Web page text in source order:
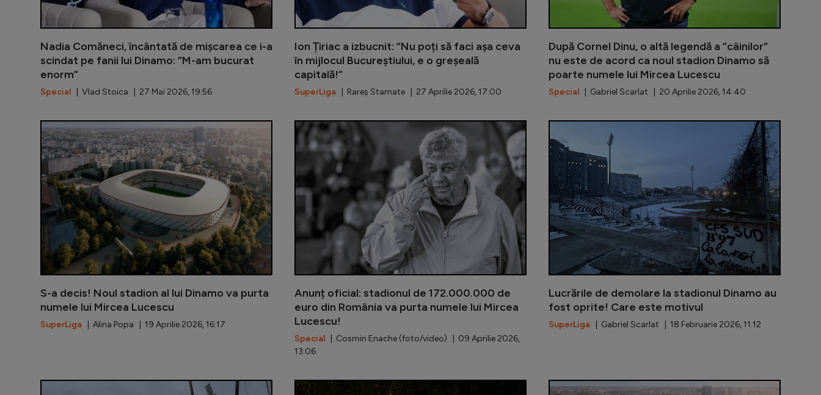
Nadia Comăneci, încântată de mișcarea ce i-a
scindat pe fanii lui Dinamo: ”M-am bucurat
enorm”
Special | Vlad Stoica | 27 Mai 2026, 19:56
Ion Țiriac a izbucnit: ”Nu poți să faci așa ceva
în mijlocul Bucureștiului, e o greșeală
capitală!”
SuperLiga | Rareș Stamate | 27 Aprilie 2026, 17:00
După Cornel Dinu, o altă legendă a ”câinilor”
nu este de acord ca noul stadion Dinamo să
poarte numele lui Mircea Lucescu
Special | Gabriel Scarlat | 20 Aprilie 2026, 14:40
S-a decis! Noul stadion al lui Dinamo va purta
numele lui Mircea Lucescu
SuperLiga | Alina Popa | 19 Aprilie 2026, 16:17
S-a decis! Noul stadion al lui Dinamo va purta numele lui Mircea
Anunț oficial: stadionul de 172.000.000 de
euro din România va purta numele lui Mircea
Lucescu!
Special | Cosmin Enache (foto/video) | 09 Aprilie 2026,
13:06
Anunț
Lucrările de demolare la stadionul Dinamo au
fost oprite! Care este motivul
SuperLiga | Gabriel Scarlat | 18 Februarie 2026, 11:12
Legendarul stadion din România a fost pus la pământ